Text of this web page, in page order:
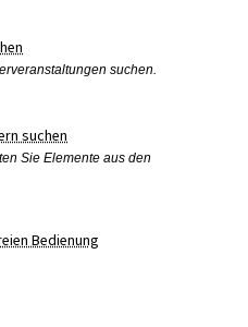
suchen.
suchen
Sie Elemente aus den
Bedienung